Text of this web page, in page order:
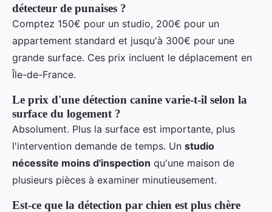
détecteur de punaises ?
Comptez 150€ pour un studio, 200€ pour un
appartement standard et jusqu'à 300€ pour une
grande surface. Ces prix incluent le déplacement en
Île-de-France.
Le prix d'une détection canine varie-t-il selon la
surface du logement ?
Absolument. Plus la surface est importante, plus
l'intervention demande de temps. Un studio
nécessite moins d'inspection qu'une maison de
plusieurs pièces à examiner minutieusement.
Est-ce que la détection par chien est plus chère